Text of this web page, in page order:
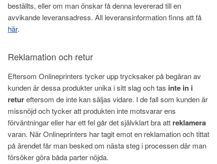
beställts, eller om man önskar få denna levererad till en
avvikande leveransadress. All leveransinformation finns att få
här.
Reklamation och retur
Eftersom Onlineprinters tycker upp trycksaker på begäran av
kunden är dessa produkter unika i sitt slag och tas inte in i
retureftersom de inte kan säljas vidare. I de fall som kunden är
missnöjd och tycker att produkten inte motsvarar ens
förväntningar eller har ett fel går det självklart bra att reklamera
varan. När Onlineprinters har tagit emot en reklamation och tittat
på ärendet får man besked om nästa steg i processen där man
försöker göra båda parter nöjda.